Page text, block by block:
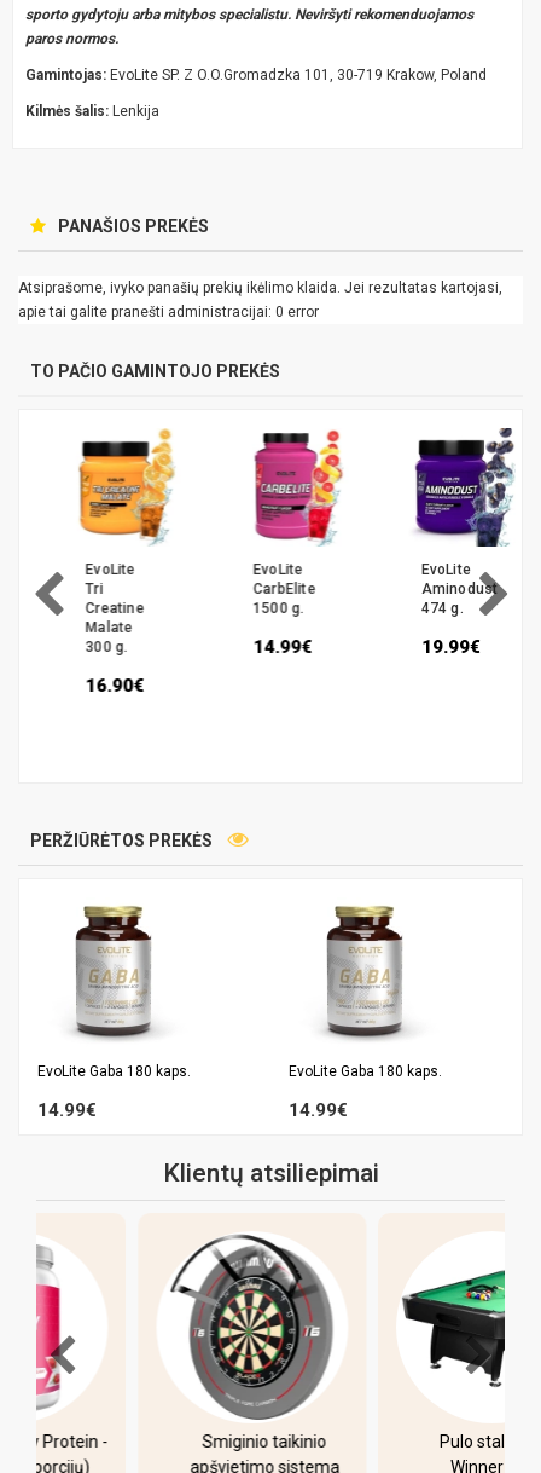
sporto gydytoju arba mitybos specialistu. Neviršyti rekomenduojamos
paros normos.
Gamintojas: EvoLite SP. Z O.O.Gromadzka 101, 30-719 Krakow, Poland
Kilmės šalis: Lenkija
PANAŠIOS PREKĖS
Atsiprašome, ivyko panašių prekių ikėlimo klaida. Jei rezultatas kartojasi,
apie tai galite pranešti administracijai: 0 error
TO PAČIO GAMINTOJO PREKĖS
EvoLite
Tri
Creatine
Malate
300 g.
16.90€
EvoLite
CarbElite
1500 g.
14.99€
EvoLite
Aminodust
474 g.
19.99€
PERŽIŪRĖTOS PREKĖS
EvoLite Gaba 180 kaps.
14.99€
EvoLite Gaba 180 kaps.
14.99€
Klientų atsiliepimai
Smiginio taikinio
apšvietimo sistema
Pulo stalas Bilaro
Winner 7 pėdų